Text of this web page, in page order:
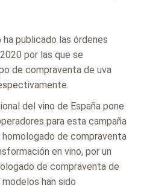
publicado las órdenes
por las que se
de compraventa de uva
del vino de España pone
para esta campaña
de compraventa
en vino, por un
de compraventa de
han sido